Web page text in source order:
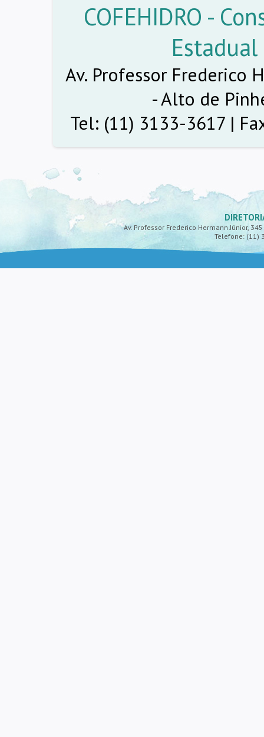
COFEHIDRO -
Av. Professor Frederico
- Alto de
Tel: (11) 3133-3617 |
Av. Professor Frederico Hermann Júnior,
Telefone: (11)